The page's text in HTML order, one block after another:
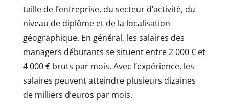
taille de l’entreprise, du secteur d’activité, du
niveau de diplôme et de la localisation
géographique. En général, les salaires des
managers débutants se situent entre 2 000 € et
4 000 € bruts par mois. Avec l’expérience, les
salaires peuvent atteindre plusieurs dizaines
de milliers d’euros par mois.